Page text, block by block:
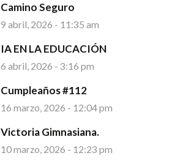
Camino Seguro
9 abril, 2026 - 11:35 am
IA EN LA EDUCACIÓN
6 abril, 2026 - 3:16 pm
Cumpleaños #112
16 marzo, 2026 - 12:04 pm
Victoria Gimnasiana.
10 marzo, 2026 - 12:23 pm